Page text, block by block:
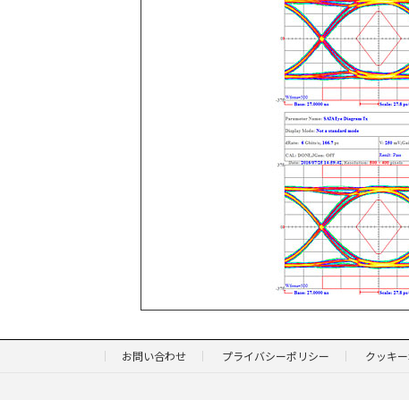
お問い合わせ プライバシーポリシー クッキ